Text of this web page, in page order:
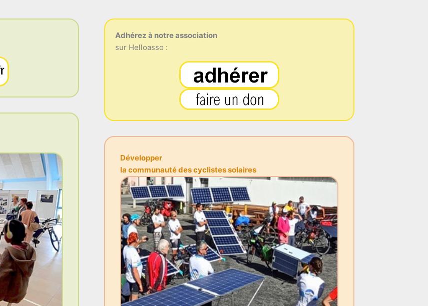
Adhérez à notre association
sur Helloasso :
Développer
la communauté des cyclistes solaires